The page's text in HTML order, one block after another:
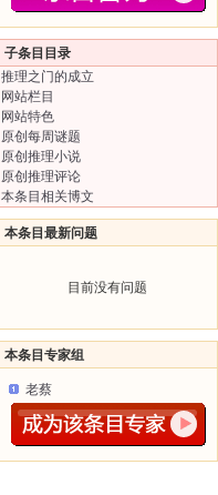
子条目目录
推理之门的成立
网站栏目
网站特色
原创每周谜题
原创推理小说
原创推理评论
本条目相关博文
本条目最新问题
目前没有问题
本条目专家组
老蔡